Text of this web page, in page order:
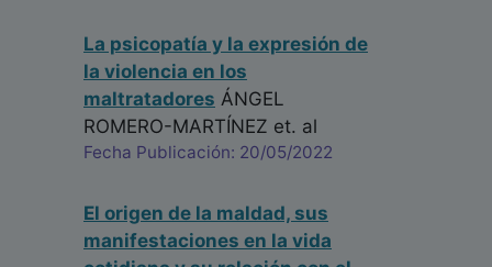
La psicopatía y la expresión de
la violencia en los
maltratadores ÁNGEL
ROMERO-MARTÍNEZ et. al
Fecha Publicación: 20/05/2022
El origen de la maldad, sus
manifestaciones en la vida